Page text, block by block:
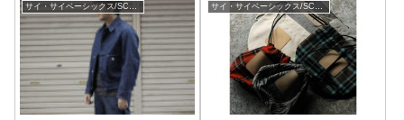
サイ・サイベーシックス/SCYE・SCYE BASICS